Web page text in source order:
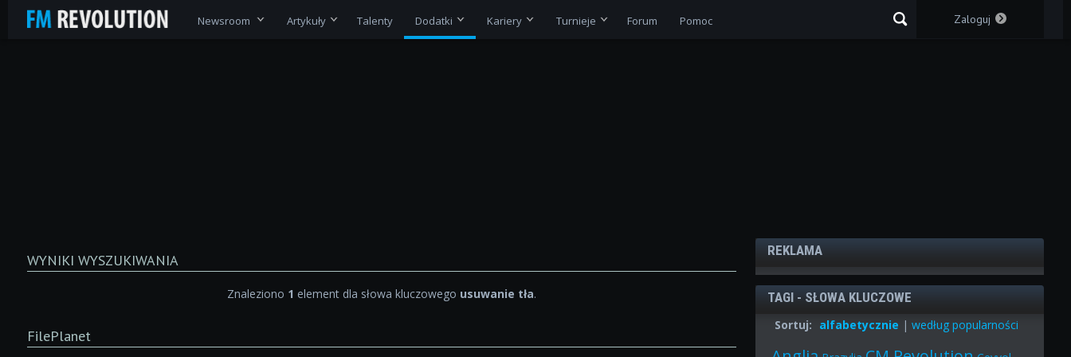
Newsroom Artykuły Talenty Dodatki Kariery Turnieje Forum Pomoc Zaloguj
WYNIKI WYSZUKIWANIA
Znaleziono 1 element dla słowa kluczowego usuwanie tła.
FilePlanet
REKLAMA
TAGI - SŁOWA KLUCZOWE
Sortuj: alfabetycznie |według popularności